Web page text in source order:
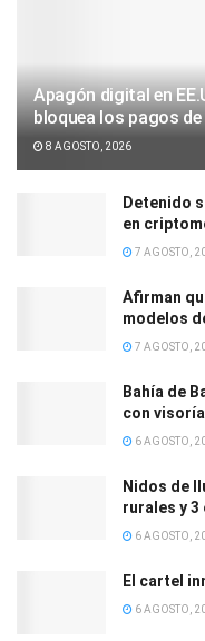
Apagón digital en
bloquea los pagos
8 AGOSTO, 2026
Detenido
en
7 AGOSTO,
Afirman
modelos
7 AGOSTO,
Bahía de
con
6 AGOSTO,
Nidos de
rurales y 3
6 AGOSTO,
El cartel
6 AGOSTO,